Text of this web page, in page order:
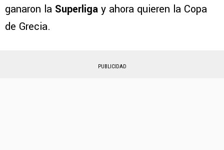
ganaron la Superliga y ahora quieren la Copa
de Grecia.
PUBLICIDAD